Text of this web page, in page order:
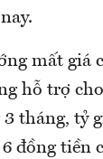
mất giá
hỗ trợ
tháng, tỷ
đồng tiền